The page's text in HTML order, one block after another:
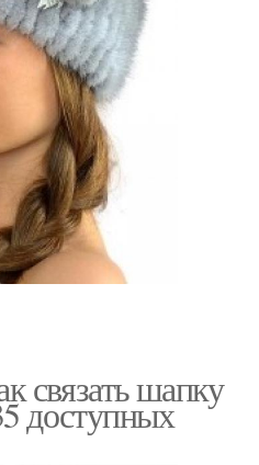
связать шапку
доступных